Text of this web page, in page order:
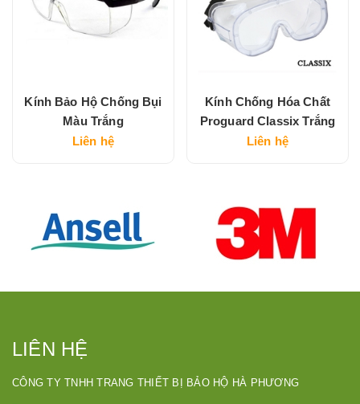
Kính Bảo Hộ Chống Bụi
Màu Trắng
Liên hệ
Kính Chống Hóa Chất
Proguard Classix Trắng
Liên hệ
LIÊN HỆ
CÔNG TY TNHH TRANG THIẾT BỊ BẢO HỘ HÀ PHƯƠNG